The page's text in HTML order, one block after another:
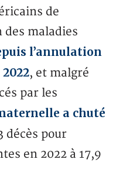
de
maladies
l’annulation
2022, et malgré
par les
a chuté
décès pour
en 2022 à 17,9